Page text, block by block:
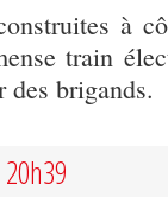
à
train
brigands.